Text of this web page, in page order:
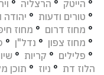
° הייטק ° הרצליה °
° טורים ודעות ° יהודה
° מחוז דרום ° מחוז
° מחוז צפון ° נדל"ן °
° פלילים ° קריות °
הלוז דת ° ניוז ° תוכן